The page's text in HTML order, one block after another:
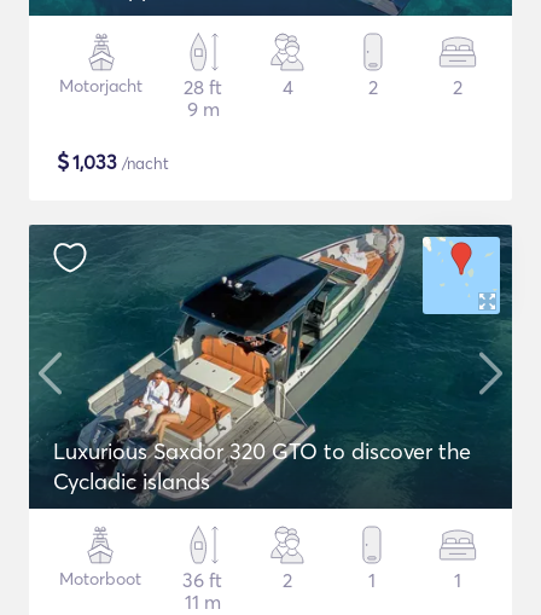
Motorjacht
28 ft
9 m
4 2 2
$1,033 /nacht
Luxurious Saxdor 320 GTO to discover the
Cycladic islands
Motorboot
36 ft
11 m
2 1 1